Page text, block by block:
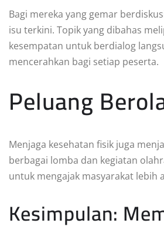
Bagi mereka yang gemar
isu terkini. Topik yang dibahas
kesempatan untuk berdialog
mencerahkan bagi setiap peserta.
Peluang
Menjaga kesehatan fisik juga
berbagai lomba dan kegiatan
untuk mengajak masyarakat lebih
Kesimpulan: